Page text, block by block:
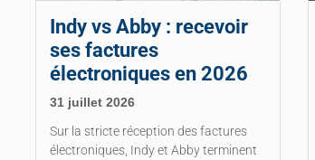
Indy vs Abby : recevoir
ses factures
électroniques en 2026
31 juillet 2026
Sur la stricte réception des factures
électroniques, Indy et Abby terminent